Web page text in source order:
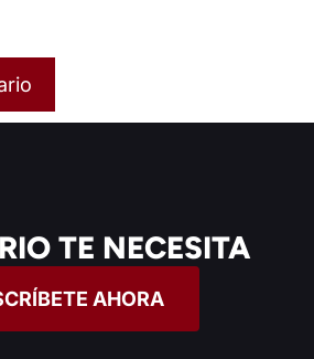
TE NECESITA
AHORA